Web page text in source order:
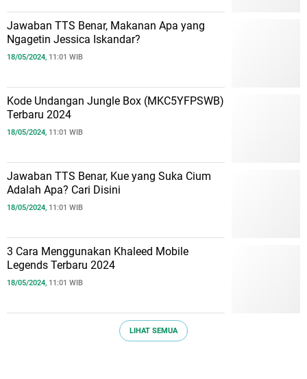
Jawaban TTS Benar, Makanan Apa yang
Ngagetin Jessica Iskandar?
18/05/2024, 11:01 WIB
Kode Undangan Jungle Box (MKC5YFPSWB)
Terbaru 2024
18/05/2024, 11:01 WIB
Jawaban TTS Benar, Kue yang Suka Cium
Adalah Apa? Cari Disini
18/05/2024, 11:01 WIB
3 Cara Menggunakan Khaleed Mobile
Legends Terbaru 2024
18/05/2024, 11:01 WIB
LIHAT SEMUA